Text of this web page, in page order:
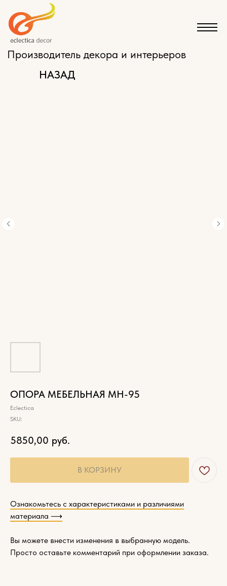
НАЗАД
Производитель декора и интерьеров
ОПОРА МЕБЕЛЬНАЯ МН-95
Eclectica
SKU:
5850,00 руб.
В КОРЗИНУ
Ознакомьтесь с характеристиками и различиями
материала ⟶
Вы можете внести изменения в выбранную модель.
Просто оставьте комментарий при оформлении заказа.